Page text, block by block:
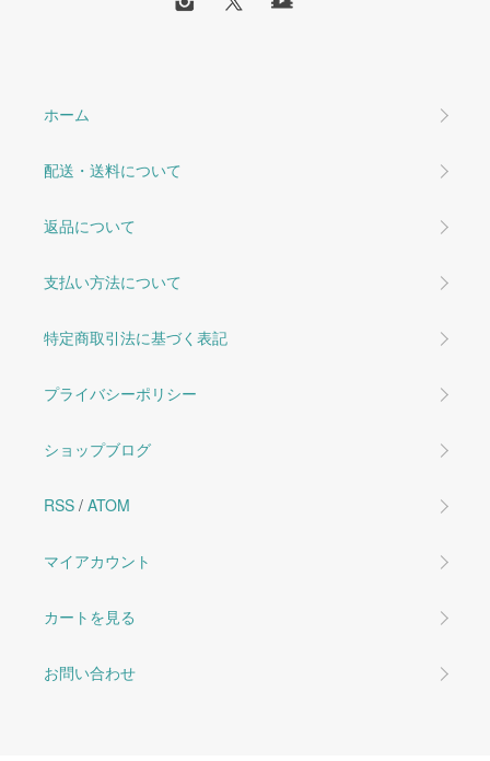
ホーム
配送・送料について
返品について
支払い方法について
特定商取引法に基づく表記
プライバシーポリシー
ショップブログ
RSS / ATOM
マイアカウント
カートを見る
お問い合わせ